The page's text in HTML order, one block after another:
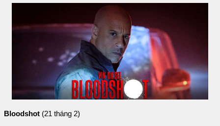
Bloodshot (21 tháng 2)